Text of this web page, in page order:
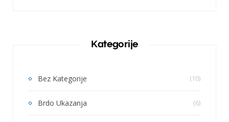
Kategorije
Bez Kategorije (10)
Brdo Ukazanja (6)